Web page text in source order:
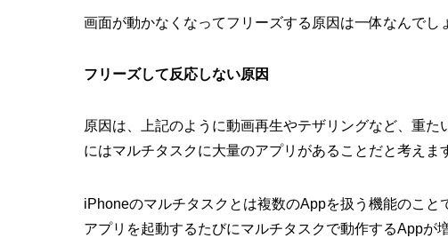
画面が動かなくなってフリーズする原因は一体なんでし
フリーズして反応しない原因
原因は、上記のように動画再生やテザリングなど、重
にはマルチタスクに大量のアプリがあることだと考えま
iPhoneのマルチタスクとは複数のAppを扱う機能のこと
アプリを起動するたびにマルチタスクで動作するAppが